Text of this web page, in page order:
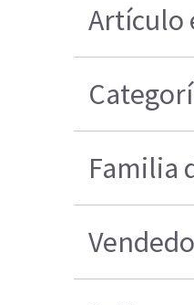
Artículo
Familia